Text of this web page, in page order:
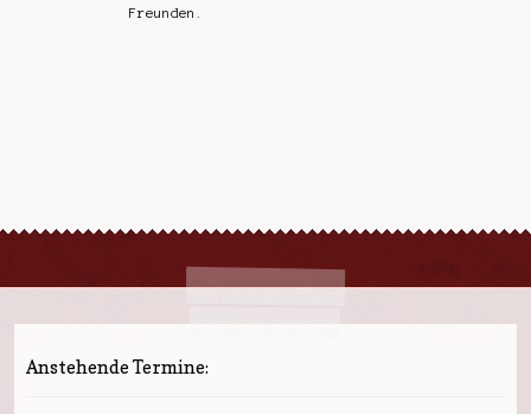
Freunden.
Anstehende Termine: